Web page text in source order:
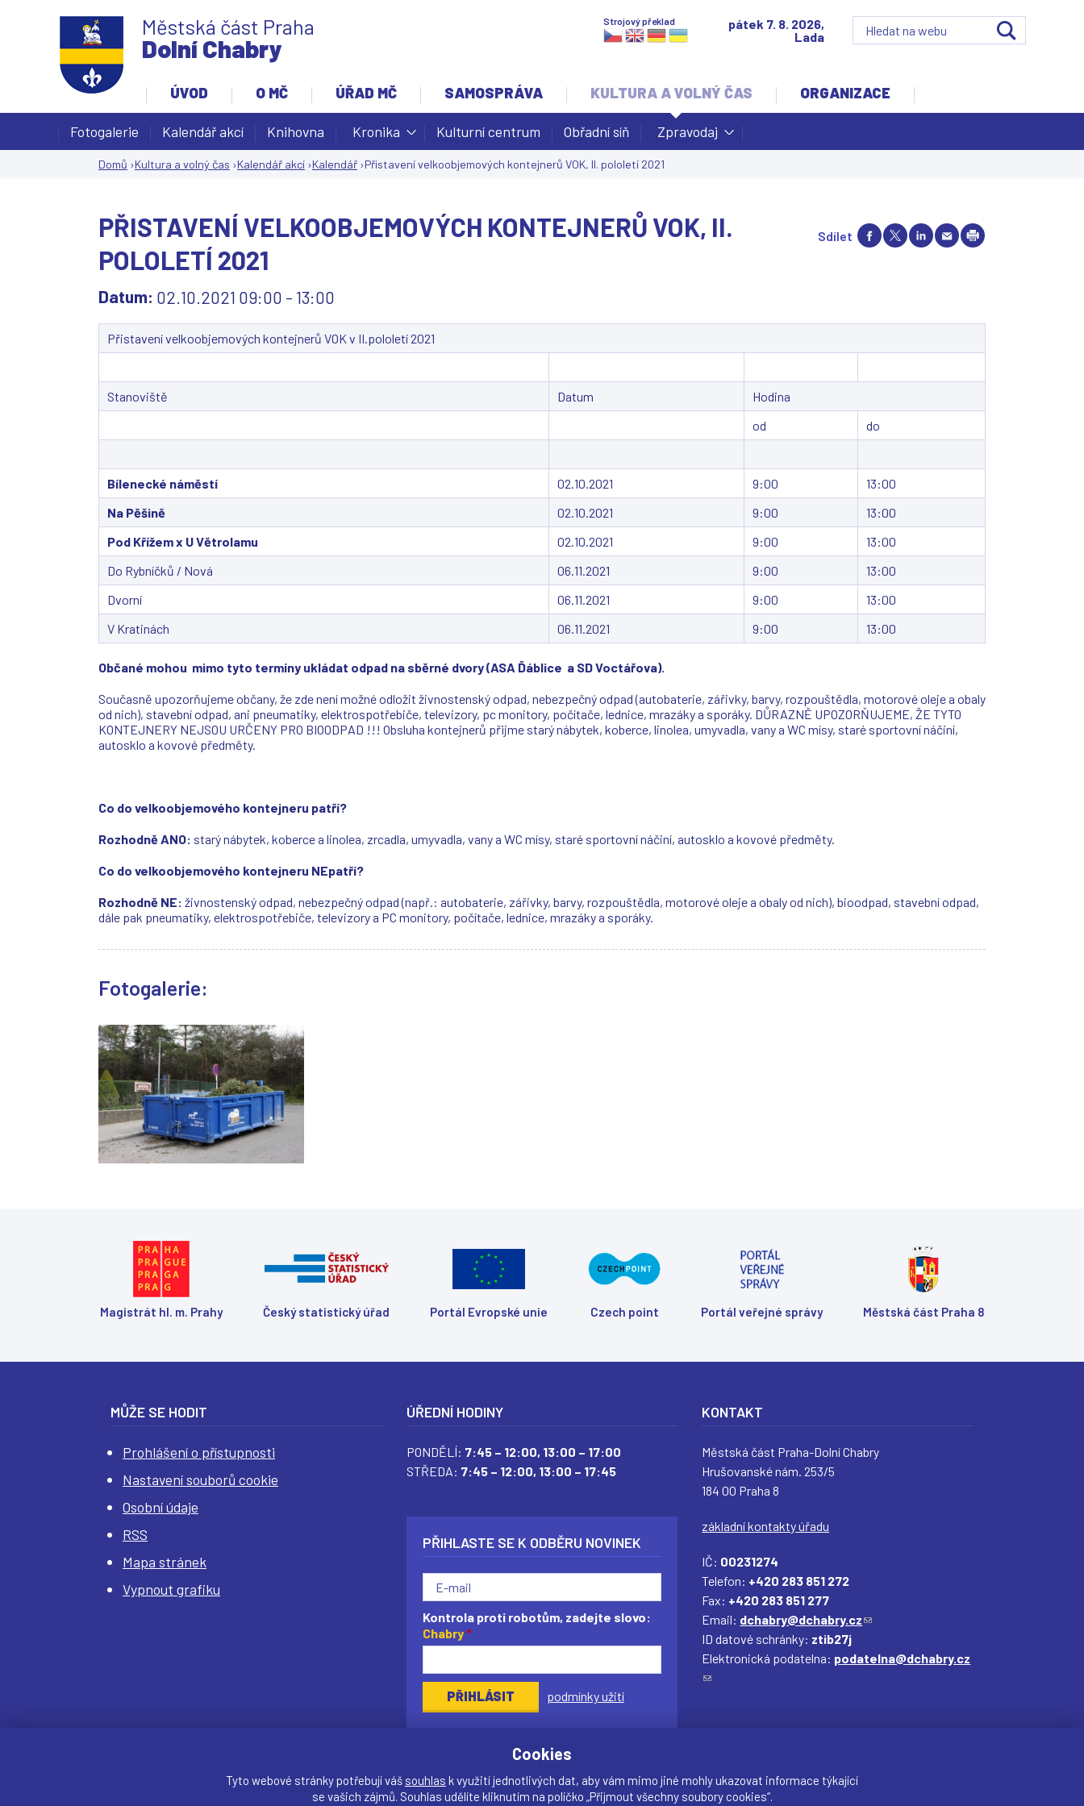
pátek 7. 8. 2026,
Lada
Městská část Praha
Dolní Chabry
Strojový překlad
ÚVOD O MČ ÚŘAD MČ SAMOSPRÁVA KULTURA A VOLNÝ ČAS
Fotogalerie Kalendář akcí Knihovna Kronika Kulturní centrum Obřadní síň Zpravodaj
ORGANIZACE
zde
Domů ›Kultura a volný čas ›Kalendář akcí ›Kalendář ›Přistavení velkoobjemových kontejnerů VOK, II. pololetí 2021
Sdílet
PŘISTAVENÍ VELKOOBJEMOVÝCH KONTEJNERŮ VOK, II.
POLOLETÍ 2021
Datum: 02.10.2021 09:00 - 13:00
Přistavení velkoobjemových kontejnerů VOK v II.pololetí 2021
Stanoviště Datum
Hodina
od
do
Bílenecké náměstí 02.10.2021 9:00
13:00
Na Pěšině
02.10.2021 9:00
13:00
Pod Křížem x U Větrolamu
02.10.2021 9:00
13:00
Do Rybníčků / Nová
06.11.2021 9:00
13:00
Dvorní
06.11.2021 9:00
13:00
V Kratinách
06.11.2021 9:00 13:00
Občané mohou mimo tyto termíny ukládat odpad na sběrné dvory (ASA Ďáblice a SD Voctářova).
Současně upozorňujeme občany, že zde není možné odložit živnostenský odpad, nebezpečný odpad (autobaterie, zářivky, barvy, rozpouštědla, motorové oleje a obaly
od nich), stavební odpad, ani pneumatiky, elektrospotřebiče, televizory, pc monitory, počítače, lednice, mrazáky a sporáky. DŮRAZNĚ UPOZORŇUJEME, ŽE TYTO
KONTEJNERY NEJSOU URČENY PRO BIOODPAD !!! Obsluha kontejnerů přijme starý nábytek, koberce, linolea, umyvadla, vany a WC mísy, staré sportovní náčiní,
autosklo a kovové předměty.
Co do velkoobjemového kontejneru patří?
Rozhodně ANO: starý nábytek, koberce a linolea, zrcadla, umyvadla, vany a WC mísy, staré sportovní náčiní, autosklo a kovové předměty.
Co do velkoobjemového kontejneru NEpatří?
Rozhodně NE: živnostenský odpad, nebezpečný odpad (např.: autobaterie, zářivky, barvy, rozpouštědla, motorové oleje a obaly od nich), bioodpad, stavební odpad,
dále pak pneumatiky, elektrospotřebiče, televizory a PC monitory, počítače, lednice, mrazáky a sporáky.
Fotogalerie:
Magistrát hl. m. Prahy Český statistický úřad Portál Evropské unie Czech point Portál veřejné správy Městská část Praha 8
MŮŽE SE HODIT
Prohlášení o přístupnosti
Nastavení souborů cookie
Osobní údaje
RSS
Mapa stránek
Vypnout grafiku
ÚŘEDNÍ HODINY
PONDĚLÍ: 7:45 – 12:00, 13:00 – 17:00
STŘEDA: 7:45 – 12:00, 13:00 – 17:45
PŘIHLASTE SE K ODBĚRU NOVINEK
Kontrola proti robotům, zadejte slovo:
Chabry*
podmínky užití
KONTAKT
Městská část Praha-Dolní Chabry
Hrušovanské nám. 253/5
184 00 Praha 8
základní kontakty úřadu
IČ: 00231274
Telefon: +420 283 851 272
Fax: +420 283 851 277
Email: dchabry@dchabry.cz(
d
ID datové schránky: ztib27j
Elektronická podatelna: podatelna@dchabry.cz
(
z
o
Cookies
Tyto webové stránky potřebují váš souhlas k využití jednotlivých dat, aby vám mimo jiné mohly ukazovat informace týkající
se vašich zájmů. Souhlas udělíte kliknutím na políčko „Přijmout všechny soubory cookies“.